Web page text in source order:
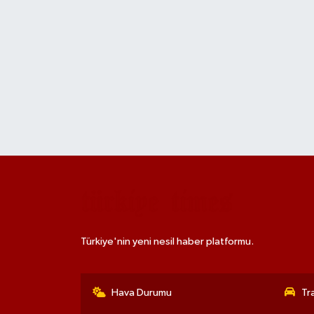
Türkiye'nin yeni nesil haber platformu.
Hava Durumu